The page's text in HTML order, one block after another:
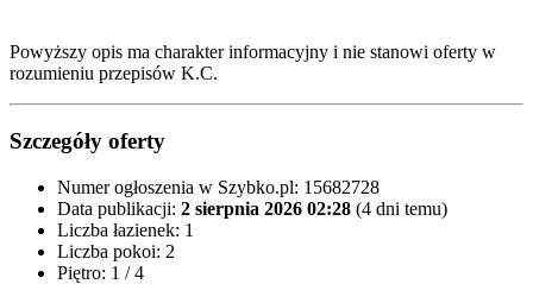
Powyższy opis ma charakter informacyjny i nie stanowi oferty w
rozumieniu przepisów K.C.
Szczegóły oferty
Numer ogłoszenia w Szybko.pl: 15682728
Data publikacji: 2 sierpnia 2026 02:28 (4 dni temu)
Liczba łazienek: 1
Liczba pokoi: 2
Piętro: 1 / 4